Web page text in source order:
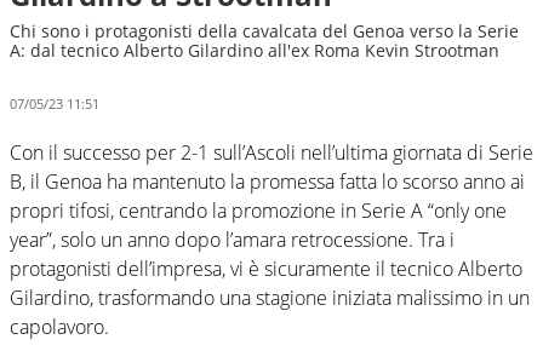
Chi sono i protagonisti della cavalcata del Genoa verso la Serie
A: dal tecnico Alberto Gilardino all'ex Roma Kevin Strootman
07/05/23 11:51
Con il successo per 2-1 sull’Ascoli nell’ultima giornata di Serie
B, il Genoa ha mantenuto la promessa fatta lo scorso anno ai
propri tifosi, centrando la promozione in Serie A “only one
year”, solo un anno dopo l’amara retrocessione. Tra i
protagonisti dell’impresa, vi è sicuramente il tecnico Alberto
Gilardino, trasformando una stagione iniziata malissimo in un
capolavoro.